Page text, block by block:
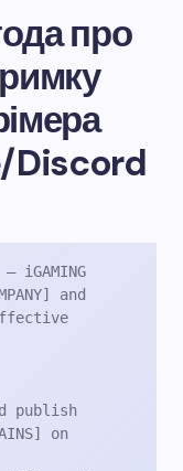
про
Discord
– iGAMING
and
effective
publish
on